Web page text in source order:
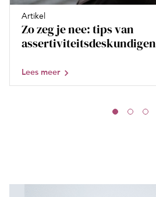
Artikel
Zo zeg je nee: tips van
assertiviteitsdeskundigen
Lees meer